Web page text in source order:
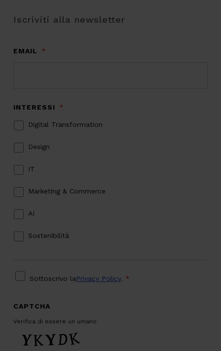
Iscriviti alla newsletter
EMAIL *
INTERESSI *
Digital Transformation
Design
IT
Marketing & Commerce
AI
Sostenibilità
Sottoscrivo laPrivacy Policy. *
CAPTCHA
Verifica di essere un umano